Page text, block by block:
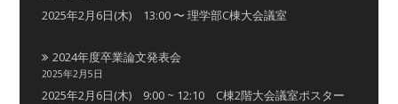
2025年2月6日(木) 13:00 〜 理学部C棟大会議室
2024年度卒業論文発表会
2025年2月5日
2025年2月6日(木) 9:00 ~ 12:10 C棟2階大会議室ポスター